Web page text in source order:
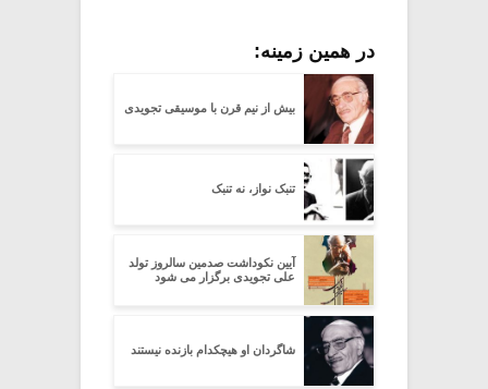
در همین زمینه:
بیش از نیم قرن با موسیقی تجویدی
تنبک نواز، نه تنبک
آیین نکوداشت صدمین سالروز تولد
علی تجویدی برگزار می شود
شاگردان او هیچکدام بازنده نیستند